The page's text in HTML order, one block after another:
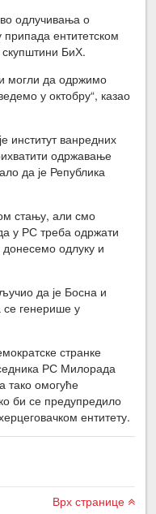
одлучивања о
ентитетском
БиХ.
могли да одржимо
у октобру“, казао
институт ванредних
одржавање
да је Република
стању, али смо
у РС треба одржати
одлуку и
да је Босна и
се генерише у
странке
РС Милорада
тако омогуће
би се предупредило
ентитету.
Врх странице